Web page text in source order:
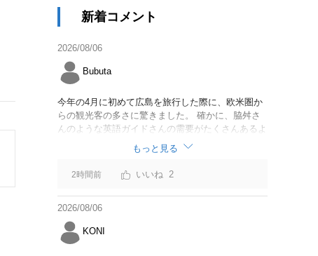
新着コメント
2026/08/06
Bubuta
今年の4月に初めて広島を旅行した際に、欧米圏か
らの観光客の多さに驚きました。 確かに、脇舛さ
んのような英語ガイドさんの需要がたくさんあるよ
もっと見る
2時間前 2
2026/08/06
KONI